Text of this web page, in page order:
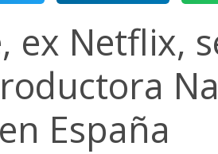
ex Netflix,
España